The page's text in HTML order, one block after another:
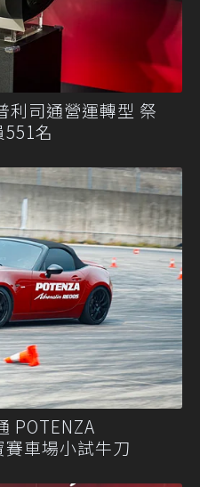
利司通營運轉型 祭
名
POTENZA
車場小試牛刀